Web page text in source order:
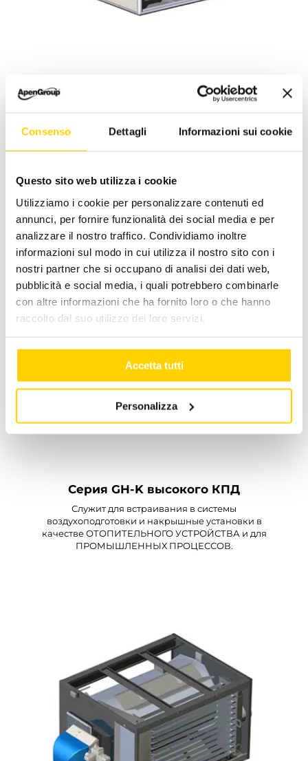
Consenso Dettagli Informazioni sui cookie
Questo sito web utilizza i cookie
Utilizziamo i cookie per personalizzare contenuti ed
annunci, per fornire funzionalità dei social media e per
analizzare il nostro traffico. Condividiamo inoltre
informazioni sul modo in cui utilizza il nostro sito con i
nostri partner che si occupano di analisi dei dati web,
pubblicità e social media, i quali potrebbero combinarle
con altre informazioni che ha fornito loro o che hanno
raccolto dal suo utilizzo dei loro servizi.
Accetta tutti
Personalizza
Серия EMS-K высокого КПД
установками в качестве ОТОПИТЕЛЬНОГО
Серия GH-K высокого КПД
Служит для встраивания в системы
воздухоподготовки и накрышные установки в
качестве ОТОПИТЕЛЬНОГО УСТРОЙСТВА и для
ПРОМЫШЛЕННЫХ ПРОЦЕССОВ.